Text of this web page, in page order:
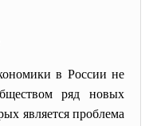
в России не
ряд новых
является проблема